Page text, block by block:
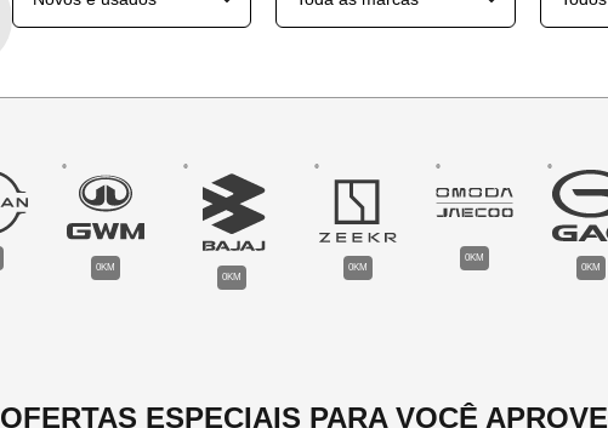
0KM
0KM
0KM
0KM
0KM
OFERTAS ESPECIAIS PARA VOCÊ